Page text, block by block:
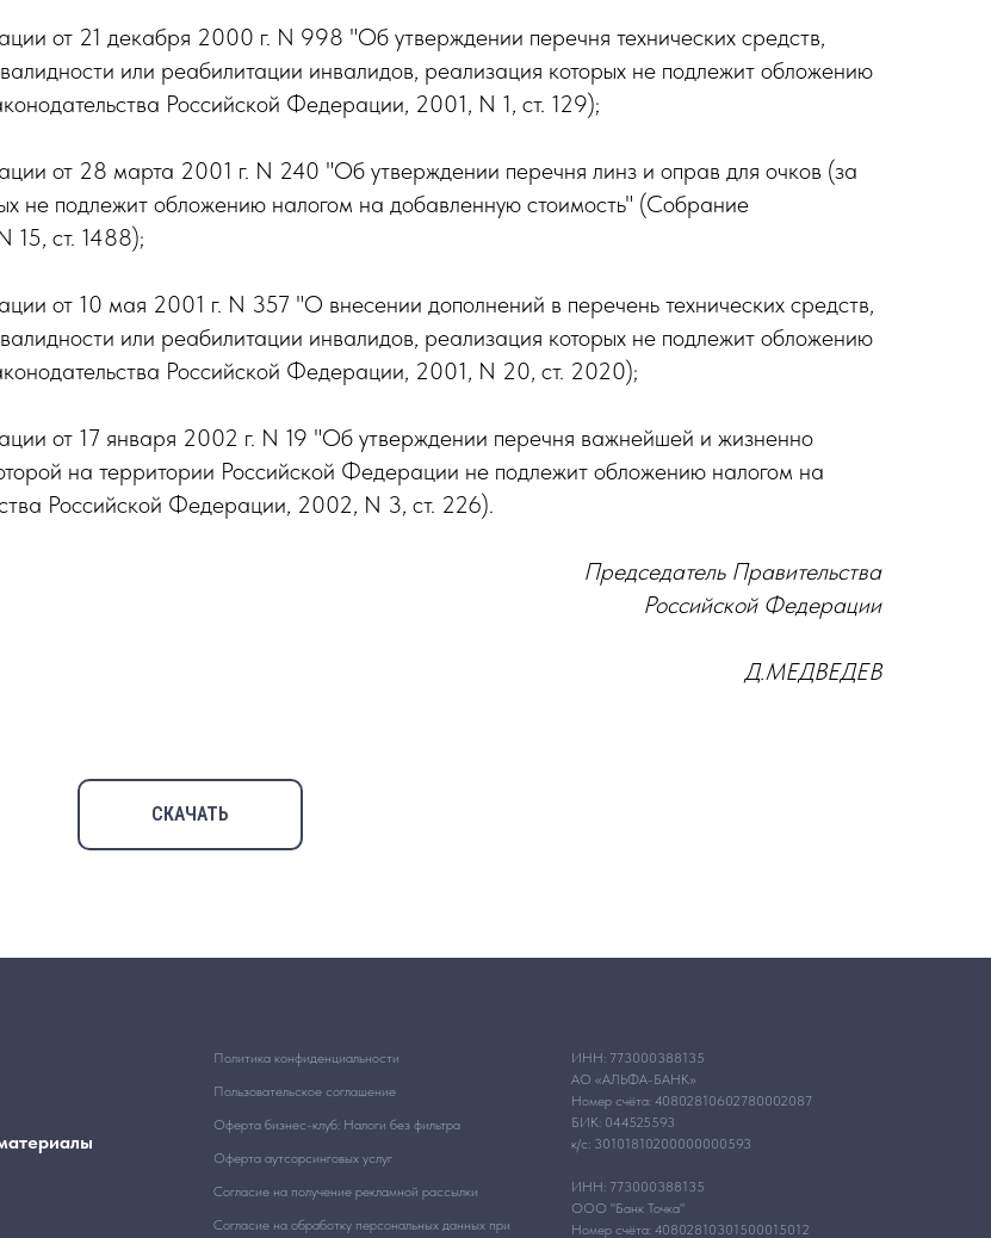
от 21 декабря 2000 г. N 998 "Об утверждении перечня технических средств,
или реабилитации инвалидов, реализация которых не подлежит обложению
Российской Федерации, 2001, N 1, ст. 129);
от 28 марта 2001 г. N 240 "Об утверждении перечня линз и оправ для очков (за
не подлежит обложению налогом на добавленную стоимость" (Собрание
15, ст. 1488);
от 10 мая 2001 г. N 357 "О внесении дополнений в перечень технических средств,
или реабилитации инвалидов, реализация которых не подлежит обложению
Российской Федерации, 2001, N 20, ст. 2020);
от 17 января 2002 г. N 19 "Об утверждении перечня важнейшей и жизненно
на территории Российской Федерации не подлежит обложению налогом на
Российской Федерации, 2002, N 3, ст. 226).
Председатель Правительства
Российской Федерации
Д.МЕДВЕДЕВ
СКАЧАТЬ
Политика конфиденциальности
Пользовательское соглашение
Оферта бизнес-клуб: Налоги без фильтра
Оферта аутсорсинговых услуг
Согласие на получение рекламной рассылки
Согласие на обработку персональных данных при
ИНН: 773000388135
АО «АЛЬФА-БАНК»
Номер счёта: 40802810602780002087
БИК: 044525593
к/с: 30101810200000000593
ИНН: 773000388135
ООО "Банк Точка"
Номер счёта: 40802810301500015012